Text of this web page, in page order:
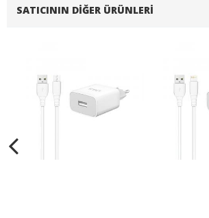
SATICININ DIĞER ÜRÜNLERI